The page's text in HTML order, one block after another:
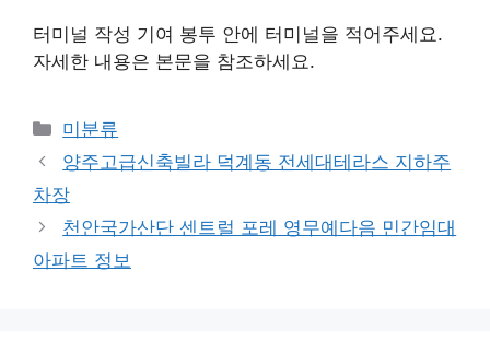
터미널 작성 기여 봉투 안에 터미널을 적어주세요.
자세한 내용은 본문을 참조하세요.
Categories
미분류
양주고급신축빌라 덕계동 전세대테라스 지하주
차장
천안국가산단 센트럴 포레 영무예다음 민간임대
아파트 정보